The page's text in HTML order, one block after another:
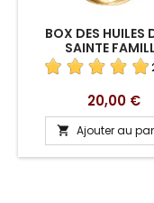
BOX DES HUILES
SAINTE
Prix
20,00 €
 Ajouter au